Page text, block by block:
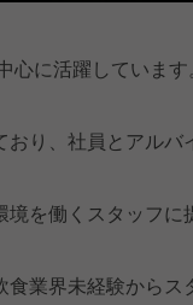
に活躍しています。
り、社員とアル
を働くスタッフに
業界未経験からス